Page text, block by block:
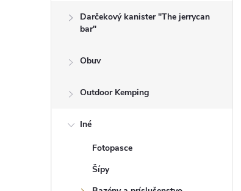
Darčekový kanister "The jerrycan
bar"
Obuv
Outdoor Kemping
Iné
Fotopasce
Šípy